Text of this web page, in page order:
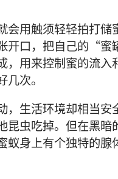
会用触须轻轻拍打储
开口， 把自己的 “蜜
， 用来控制蜜的流入
几次。
， 生活环境却相当安
昆虫吃掉。 但在黑暗
蚁身上有个独特的腺